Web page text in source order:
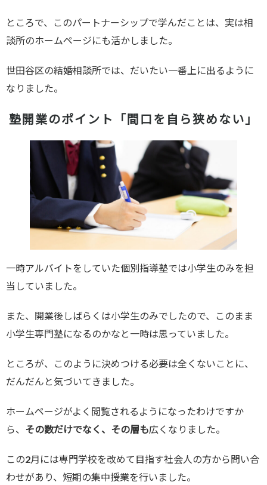
ところで、このパートナーシップで学んだことは、実は相
談所のホームページにも活かしました。
世田谷区の結婚相談所では、だいたい一番上に出るように
なりました。
塾開業のポイント「間口を自ら狭めない」
一時アルバイトをしていた個別指導塾では小学生のみを担
当していました。
また、開業後しばらくは小学生のみでしたので、このまま
小学生専門塾になるのかなと一時は思っていました。
ところが、このように決めつける必要は全くないことに、
だんだんと気づいてきました。
ホームページがよく閲覧されるようになったわけですか
ら、 その数だけでなく、その層も広くなりました。
この2月には専門学校を改めて目指す社会人の方から問い合
わせがあり、短期の集中授業を行いました。